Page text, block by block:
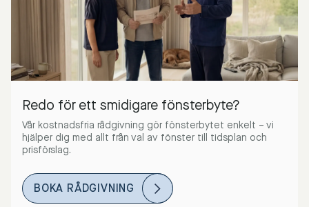
Redo för ett smidigare fönsterbyte?
Vår kostnadsfria rådgivning gör fönsterbytet enkelt – vi
hjälper dig med allt från val av fönster till tidsplan och
prisförslag.
BOKA RÅDGIVNING